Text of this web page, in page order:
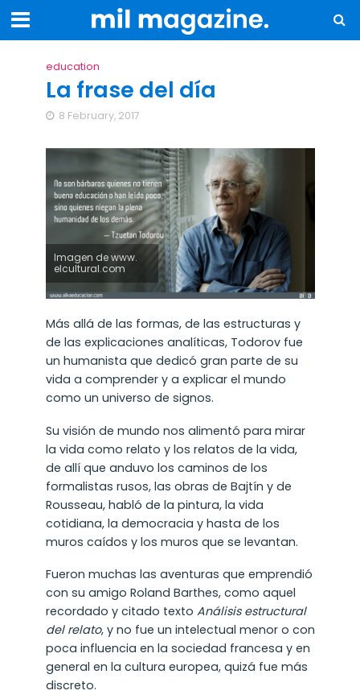
education
La frase del día
8 February, 2017
Imagen de www.
elcultural.com
Más allá de las formas, de las estructuras y
de las explicaciones analíticas, Todorov fue
un humanista que dedicó gran parte de su
vida a comprender y a explicar el mundo
como un universo de signos.
Su visión de mundo nos alimentó para mirar
la vida como relato y los relatos de la vida,
de allí que anduvo los caminos de los
formalistas rusos, las obras de Bajtín y de
Rousseau, habló de la pintura, la vida
cotidiana, la democracia y hasta de los
muros caídos y los muros que se levantan.
Fueron muchas las aventuras que emprendió
con su amigo Roland Barthes, como aquel
recordado y citado texto Análisis estructural
del relato, y no fue un intelectual menor o con
poca influencia en la sociedad francesa y en
general en la cultura europea, quizá fue más
discreto.